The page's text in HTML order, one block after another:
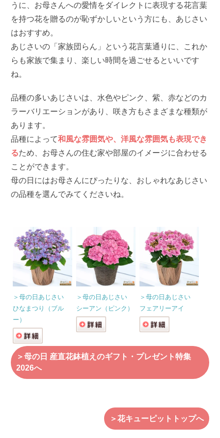
うに、お母さんへの愛情をダイレクトに表現する花言葉
を持つ花を贈るのが恥ずかしいという方にも、あじさい
はおすすめ。
あじさいの「家族団らん」という花言葉通りに、これか
らも家族で集まり、楽しい時間を過ごせるといいです
ね。
品種の多いあじさいは、水色やピンク、紫、赤などのカ
ラーバリエーションがあり、咲き方もさまざまな種類が
あります。
品種によって和風な雰囲気や、洋風な雰囲気も表現でき
るため、お母さんの住む家や部屋のイメージに合わせる
ことができます。
母の日にはお母さんにぴったりな、おしゃれなあじさい
の品種を選んでみてくださいね。
＞母の日あじさい
ひなまつり（ブル
ー）
＞母の日あじさい
シーアン（ピンク）
＞母の日あじさい
フェアリーアイ
＞母の日 産直花鉢植えのギフト・プレゼント特集
2026へ
＞花キューピットトップへ